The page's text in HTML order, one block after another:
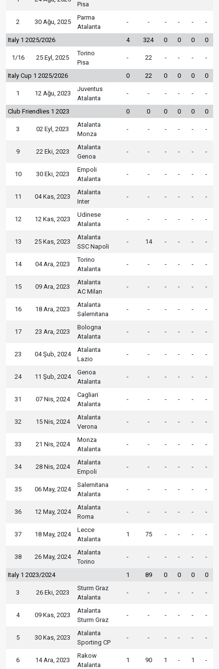
Pisa
2 30 Ağu, 2025
Parma
Atalanta
- - - - - -
Italy 1 2025/2026 4 324 0 0 0 0
1/16 25 Eyl, 2025
Torino
Pisa
- 22 - - - -
Italy Cup 1 2025/2026 0 22 0 0 0 0
1 12 Ağu, 2023
Juventus
Atalanta
- - - - - -
Club Friendlies 1 2023 0 0 0 0 0 0
3 02 Eyl, 2023
Atalanta
Monza
- - - - - -
9 22 Eki, 2023
Atalanta
Genoa
- - - - - -
10 30 Eki, 2023
Empoli
Atalanta
- - - - - -
11 04 Kas, 2023
Atalanta
Inter
- - - - - -
12 12 Kas, 2023
Udinese
Atalanta
- - - - - -
13 25 Kas, 2023
Atalanta
SSC Napoli
- 14 - - - -
14 04 Ara, 2023
Torino
Atalanta
- - - - - -
15 09 Ara, 2023
Atalanta
AC Milan
- - - - - -
16 18 Ara, 2023
Atalanta
Salernitana
- - - - - -
17 23 Ara, 2023
Bologna
Atalanta
- - - - - -
23 04 Şub, 2024
Atalanta
Lazio
- - - - - -
24 11 Şub, 2024
Genoa
Atalanta
- - - - - -
31 07 Nis, 2024
Cagliari
Atalanta
- - - - - -
32 15 Nis, 2024
Atalanta
Verona
- - - - - -
33 21 Nis, 2024
Monza
Atalanta
- - - - - -
34 28 Nis, 2024
Atalanta
Empoli
- - - - - -
35 06 May, 2024
Salernitana
Atalanta
- - - - - -
36 12 May, 2024
Atalanta
Roma
- - - - - -
37 18 May, 2024
Lecce
Atalanta
1 75 - - - -
38 26 May, 2024
Atalanta
Torino
- - - - - -
Italy 1 2023/2024 1 89 0 0 0 0
3 26 Eki, 2023
Sturm Graz
Atalanta
- - - - - -
4 09 Kas, 2023
Atalanta
Sturm Graz
- - - - - -
5 30 Kas, 2023
Atalanta
Sporting CP
- - - - - -
6 14 Ara, 2023
Rakow
Atalanta
1 90 1 - 1 -